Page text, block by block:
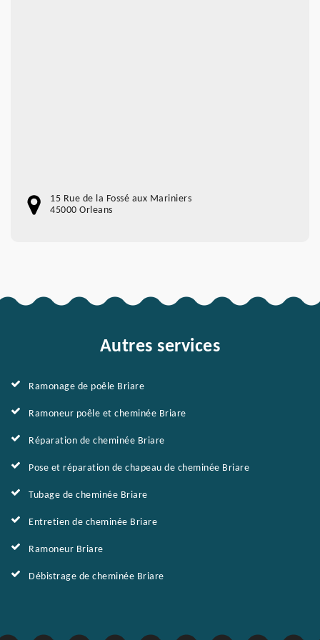
15 Rue de la Fossé aux Mariniers
45000 Orleans
Autres services
Ramonage de poêle Briare
Ramoneur poêle et cheminée Briare
Réparation de cheminée Briare
Pose et réparation de chapeau de cheminée Briare
Tubage de cheminée Briare
Entretien de cheminée Briare
Ramoneur Briare
Débistrage de cheminée Briare